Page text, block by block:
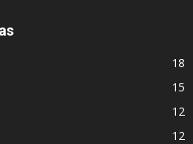
18
15
12
12